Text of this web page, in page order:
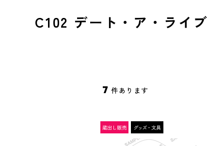
C102 デート・ア・ライブ
7 件あります